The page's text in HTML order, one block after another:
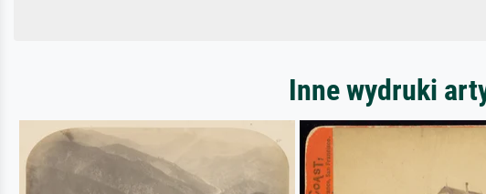
Inne wydruki